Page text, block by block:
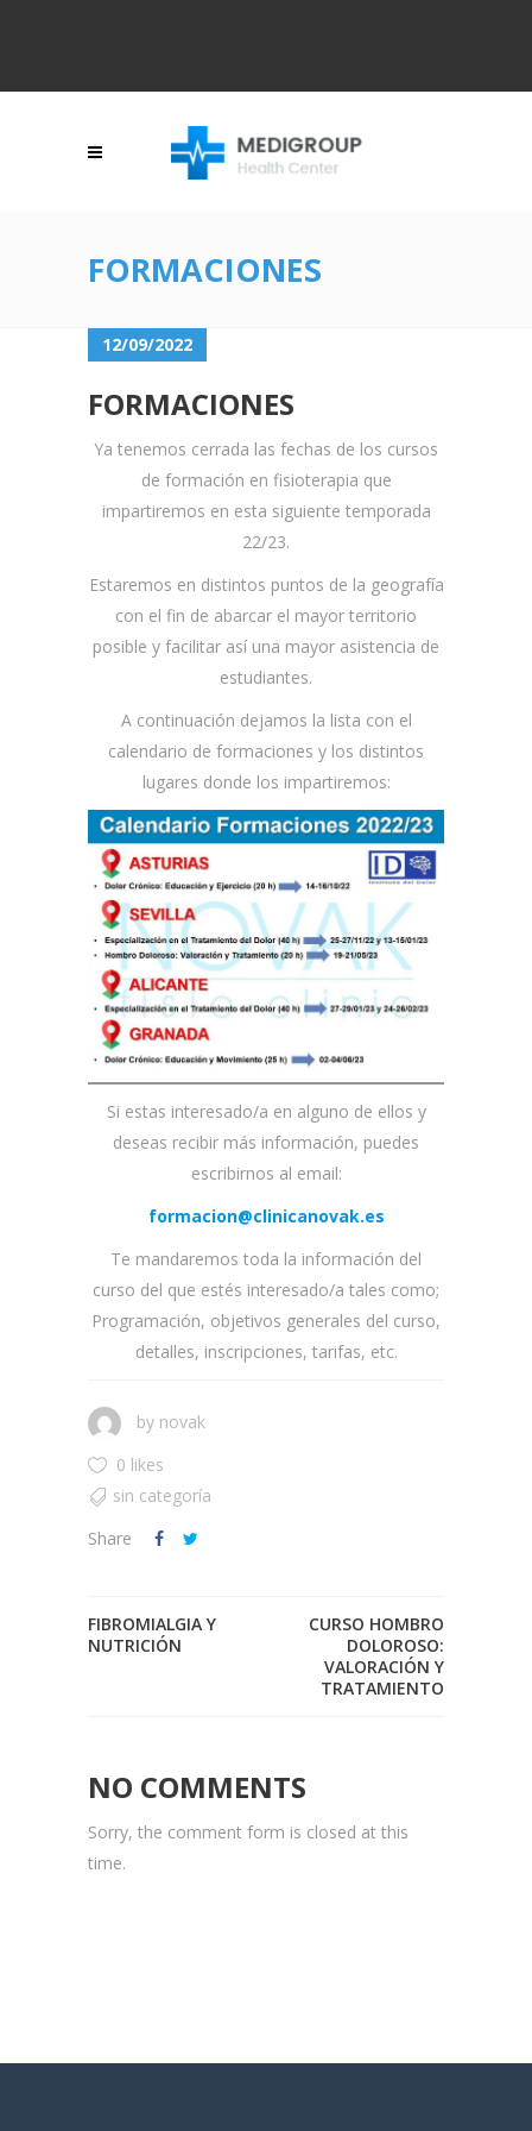
FORMACIONES
12/09/2022
FORMACIONES
Ya tenemos cerrada las fechas de los cursos
de formación en fisioterapia que
impartiremos en esta siguiente temporada
22/23.
Estaremos en distintos puntos de la geografía
con el fin de abarcar el mayor territorio
posible y facilitar así una mayor asistencia de
estudiantes.
A continuación dejamos la lista con el
calendario de formaciones y los distintos
lugares donde los impartiremos:
Si estas interesado/a en alguno de ellos y
deseas recibir más información, puedes
escribirnos al email:
formacion@clinicanovak.es
Te mandaremos toda la información del
curso del que estés interesado/a tales como;
Programación, objetivos generales del curso,
detalles, inscripciones, tarifas, etc.
by novak
0 likes
sin categoría
Share
FIBROMIALGIA Y
NUTRICIÓN
CURSO HOMBRO
DOLOROSO:
VALORACIÓN Y
TRATAMIENTO
NO COMMENTS
Sorry, the comment form is closed at this
time.